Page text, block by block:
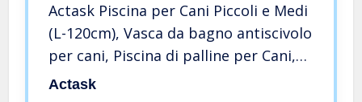
Actask Piscina per Cani Piccoli e Medi
(L-120cm), Vasca da bagno antiscivolo
per cani, Piscina di palline per Cani,
Materiale robusto, PVC pieghevole
Actask